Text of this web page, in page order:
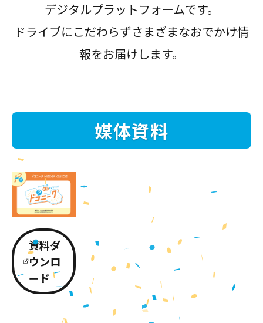
デジタルプラットフォームです。
ドライブにこだわらずさまざまなおでかけ情
報をお届けします。
媒体資料
資料ダ
ウンロ
ード